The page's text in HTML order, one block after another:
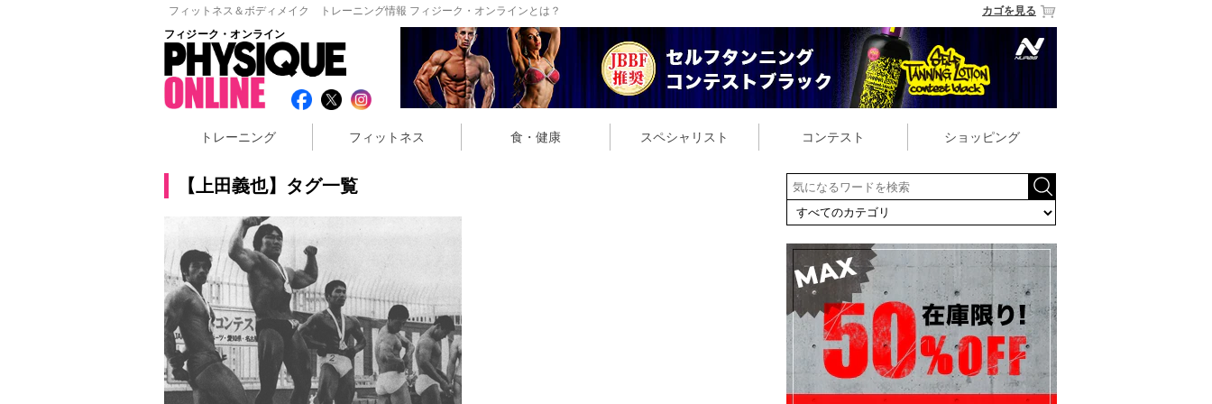
フィットネス＆ボディメイク トレーニング情報 フィジーク・オンラインとは？
カゴを見る
フィジーク・オンライン
トレーニング フィットネス 食・健康 スペシャリスト コンテスト ショッピング
【上田義也】タグ一覧